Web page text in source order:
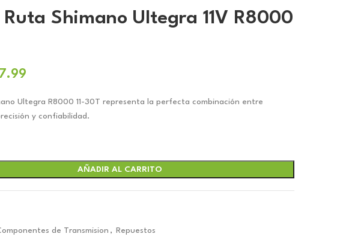
Ruta Shimano Ultegra 11V R8000
actual
es:
Ultegra R8000 11-30T representa la perfecta combinación entre
y confiabilidad.
AÑADIR AL CARRITO
de Transmision , Repuestos